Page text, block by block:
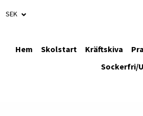
SEK
Hem Skolstart Kräftskiva
Sockerfri/